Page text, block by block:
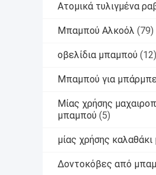
Ατομικά τυλιγμένα
Μπαμπού Αλκοόλ (79)
οβελίδια μπαμπού (12)
Μπαμπού για
Μίας χρήσης
μπαμπού (5)
μίας χρήσης
Δοντοκόβες από